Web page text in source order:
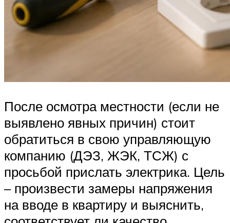
После осмотра местности (если не
выявлено явных причин) стоит
обратиться в свою управляющую
компанию (ДЭЗ, ЖЭК, ТСЖ) с
просьбой прислать электрика. Цель
– произвести замеры напряжения
на вводе в квартиру и выяснить,